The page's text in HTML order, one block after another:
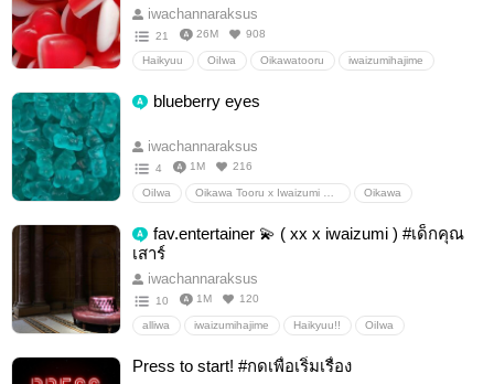
iwachannaraksus
21 26M 908
Haikyuu OiIwa Oikawatooru iwaizumihajime
โอยอิวะ oilwa HQAuthai
blueberry eyes
iwachannaraksus
4 1M 216
OiIwa Oikawa
วายสเตชั่น
fav.entertainer 💫 ( xx x iwaizumi ) #เด็กคุณ
เสาร์
iwachannaraksus
10 1M 120
alliwa iwaizumihajime Haikyuu!! OiIwa
วายสเตชั่น
Press to start! #กดเพื่อเริ่มเรื่อง